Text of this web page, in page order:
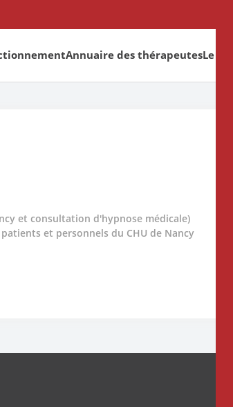
Annuaire des thérapeutesLe Blog
et consultation d'hypnose médicale)
et personnels du CHU de Nancy